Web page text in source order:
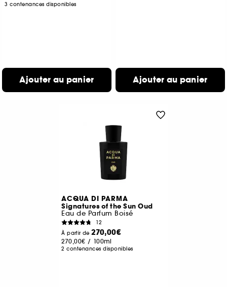
3 contenances disponibles
Ajouter au panier Ajouter au panier
ACQUA DI PARMA
Signatures of the Sun Oud
Eau de Parfum Boisé
12
À partir de270,00€
270,00€ / 100ml
2 contenances disponibles